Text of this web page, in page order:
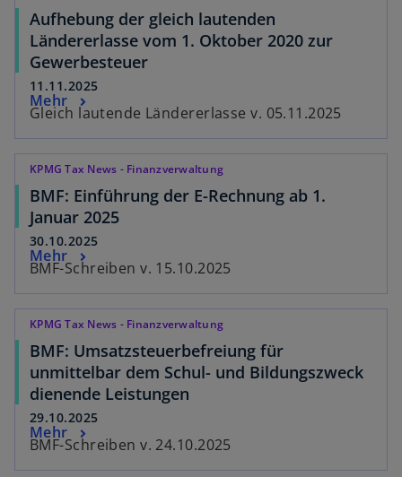
Aufhebung der gleich lautenden
Ländererlasse vom 1. Oktober 2020 zur
Gewerbesteuer
11.11.2025
Gleich lautende Ländererlasse v. 05.11.2025
Mehr
KPMG Tax News - Finanzverwaltung
BMF: Einführung der E-Rechnung ab 1.
Januar 2025
30.10.2025
BMF-Schreiben v. 15.10.2025
Mehr
KPMG Tax News - Finanzverwaltung
BMF: Umsatzsteuerbefreiung für
unmittelbar dem Schul- und Bildungszweck
dienende Leistungen
29.10.2025
BMF-Schreiben v. 24.10.2025
Mehr